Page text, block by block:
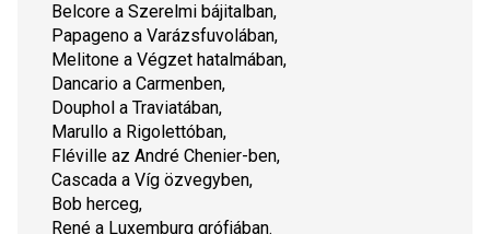
Belcore a Szerelmi bájitalban,
Papageno a Varázsfuvolában,
Melitone a Végzet hatalmában,
Dancario a Carmenben,
Douphol a Traviatában,
Marullo a Rigolettóban,
Fléville az André Chenier-ben,
Cascada a Víg özvegyben,
Bob herceg,
René a Luxemburg grófjában.